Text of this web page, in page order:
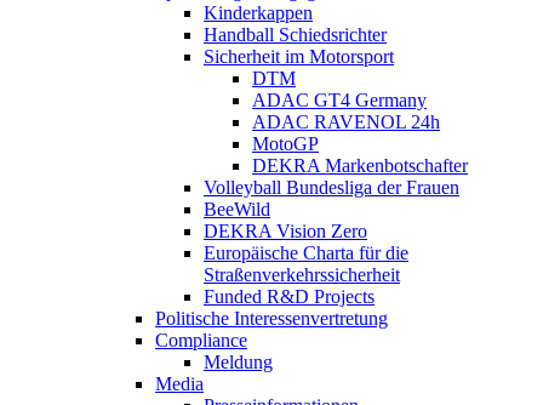
Kinderkappen
Handball Schiedsrichter
Sicherheit im Motorsport
DTM
ADAC GT4 Germany
ADAC RAVENOL 24h
MotoGP
DEKRA Markenbotschafter
Volleyball Bundesliga der Frauen
BeeWild
DEKRA Vision Zero
Europäische Charta für die
Straßenverkehrssicherheit
Funded R&D Projects
Politische Interessenvertretung
Compliance
Meldung
Media